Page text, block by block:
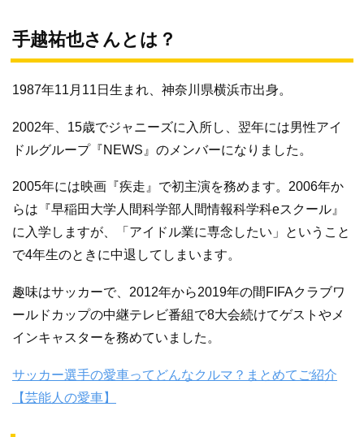
手越祐也さんとは？
1987年11月11日生まれ、神奈川県横浜市出身。
2002年、15歳でジャニーズに入所し、翌年には男性アイ
ドルグループ『NEWS』のメンバーになりました。
2005年には映画『疾走』で初主演を務めます。2006年か
らは『早稲田大学人間科学部人間情報科学科eスクール』
に入学しますが、「アイドル業に専念したい」ということ
で4年生のときに中退してしまいます。
趣味はサッカーで、2012年から2019年の間FIFAクラブワ
ールドカップの中継テレビ番組で8大会続けてゲストやメ
インキャスターを務めていました。
サッカー選手の愛車ってどんなクルマ？まとめてご紹介
【芸能人の愛車】